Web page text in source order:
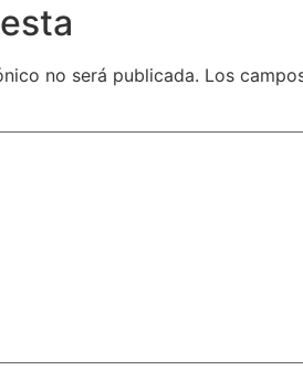
no será publicada. Los